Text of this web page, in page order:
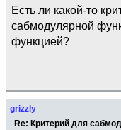
Есть ли какой-то
сабмодулярной
функцией?
grizzly
Re: Критерий для